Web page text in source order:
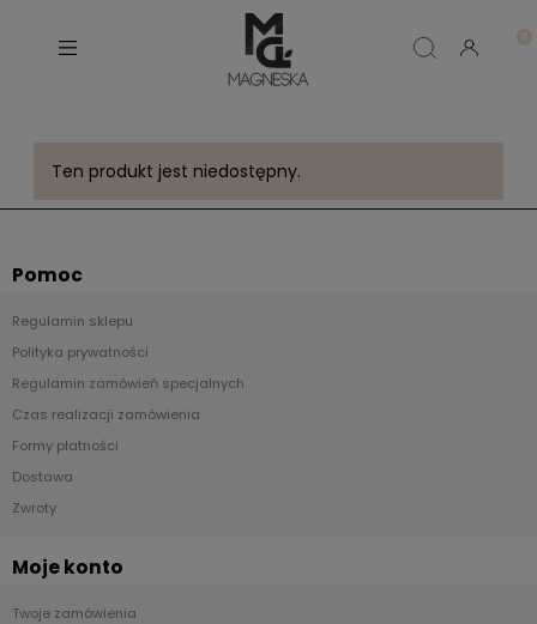
Ten produkt jest niedostępny.
Pomoc
Regulamin sklepu
Polityka prywatności
Regulamin zamówień specjalnych
Czas realizacji zamówienia
Formy płatności
Dostawa
Zwroty
Moje konto
Twoje zamówienia